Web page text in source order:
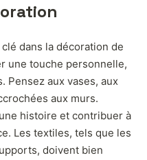
dans la décoration de
une touche personnelle,
Pensez aux vases, aux
aux murs.
histoire et contribuer à
Les textiles, tels que les
doivent bien